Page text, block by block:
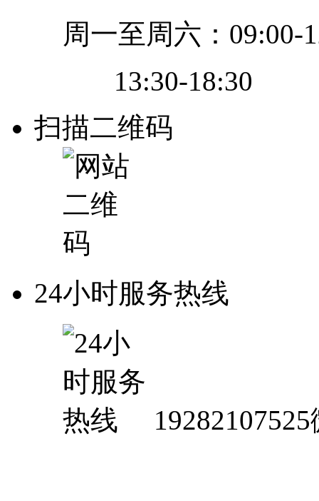
周一至周六：09:00-
13:30-18:30
扫描二维码
24小时服务热线